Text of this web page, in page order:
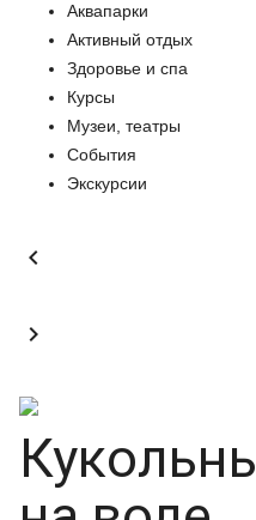
Аквапарки
Активный отдых
Здоровье и спа
Курсы
Музеи, театры
События
Экскурсии

